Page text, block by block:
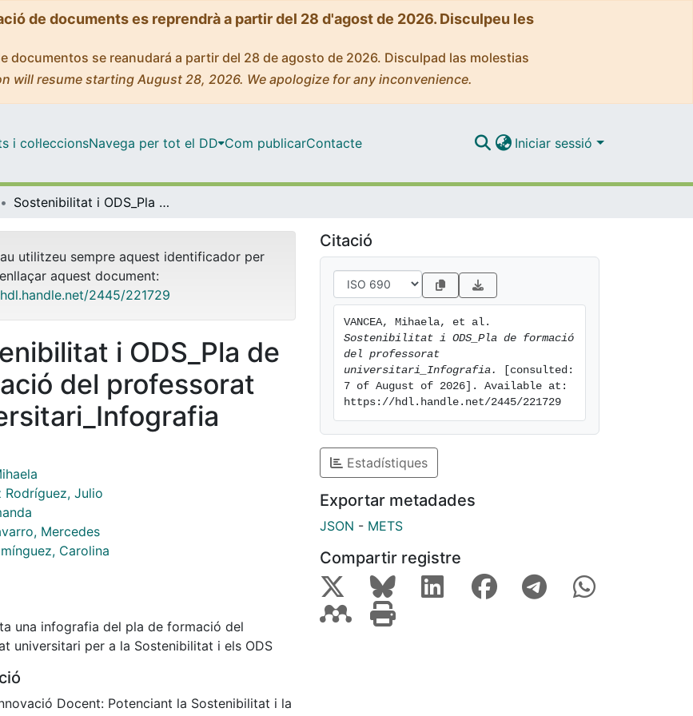
de documents es reprendrà a partir del 28 d'agost de 2026. Disculpeu les
documentos se reanudará a partir del 28 de agosto de 2026. Disculpad las molestias
will resume starting August 28, 2026. We apologize for any inconvenience.
i col·leccionsNavega per tot el DD Com publicarContacte Iniciar sessió
Sostenibilitat i ODS_Pla de formació del professorat universitari_Infografia
utilitzeu sempre aquest identificador per
aquest document:
2445/221729
i ODS_Pla de
del professorat
Rodríguez, Julio
Mercedes
Carolina
una infografia del pla de formació del
universitari per a la Sostenibilitat i els ODS
Docent: Potenciant la Sostenibilitat i la
Citació
Sostenibilitat i ODS_Pla de formació
del professorat
universitari_Infografia.
[consulted:
7 of August of 2026]. Available at:
https://hdl.handle.net/2445/221729
Estadístiques
Exportar metadades
JSON - METS
Compartir registre